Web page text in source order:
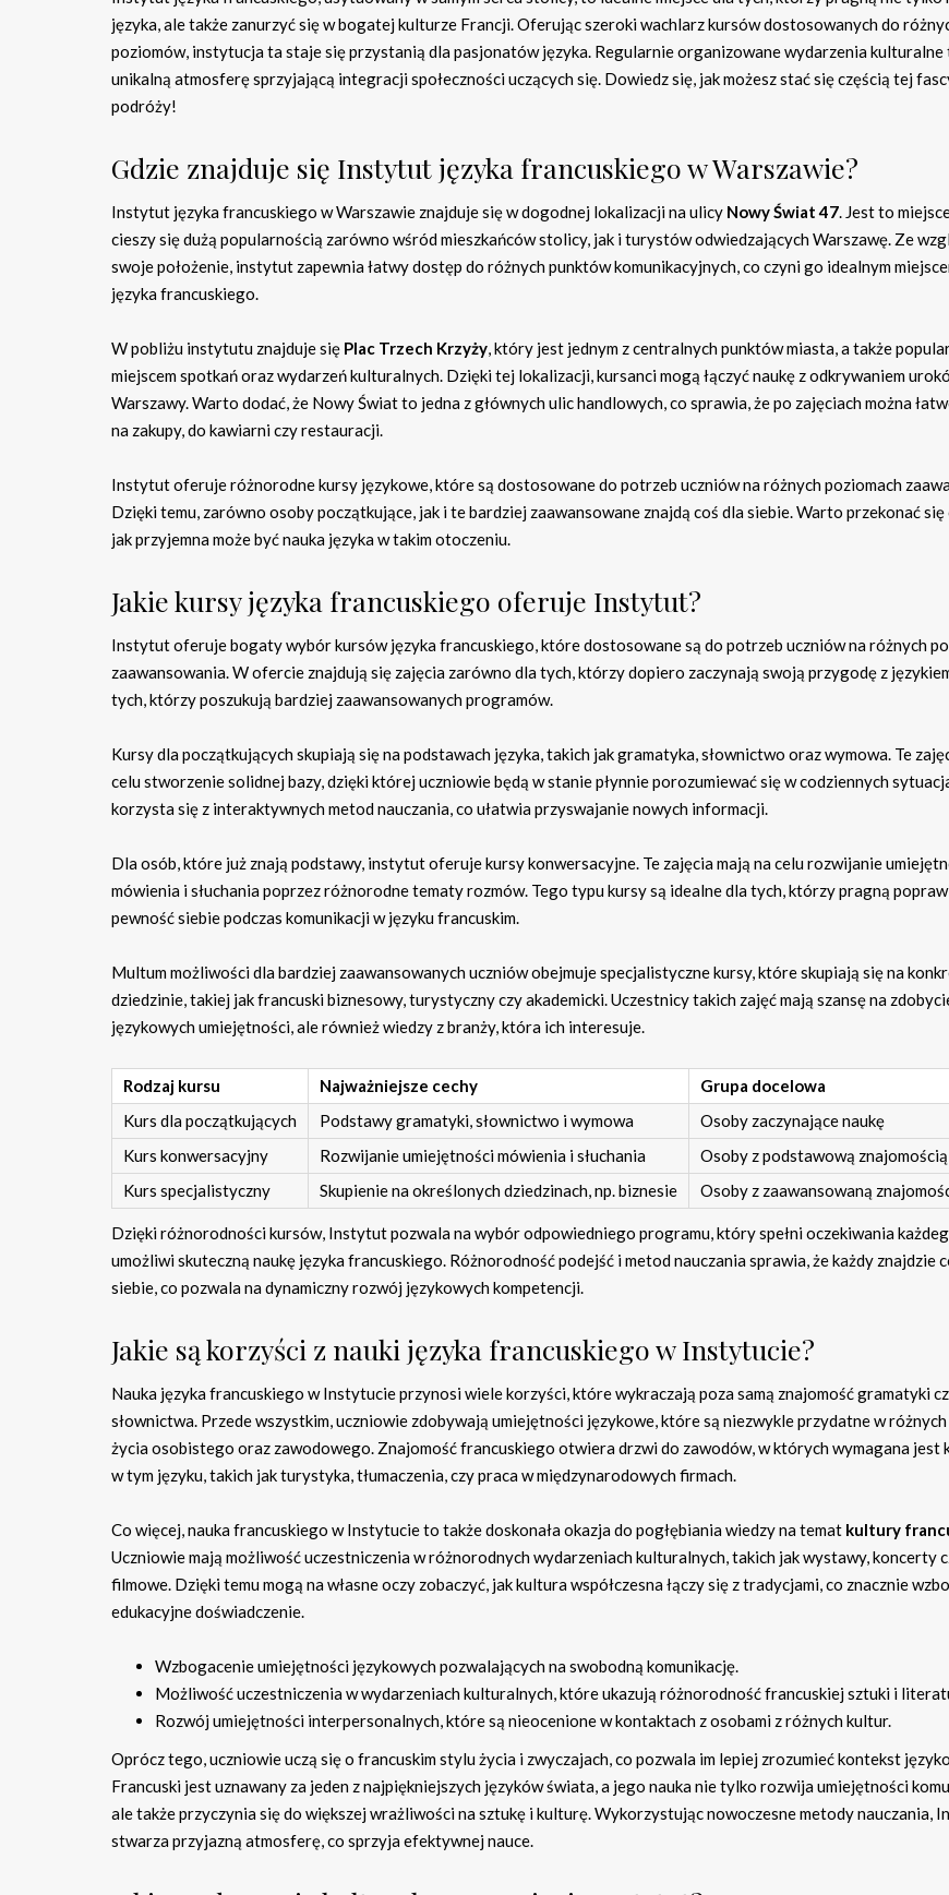
języka, ale także zanurzyć się w bogatej kulturze Francji. Oferując szeroki wachlarz kursów dostosowanych do
poziomów, instytucja ta staje się przystanią dla pasjonatów języka. Regularnie organizowane wydarzenia kulturalne
unikalną atmosferę sprzyjającą integracji społeczności uczących się. Dowiedz się, jak możesz stać się częścią tej
podróży!
Gdzie znajduje się Instytut języka francuskiego w Warszawie?
Instytut języka francuskiego w Warszawie znajduje się w dogodnej lokalizacji na ulicy Nowy Świat 47. Jest to
cieszy się dużą popularnością zarówno wśród mieszkańców stolicy, jak i turystów odwiedzających Warszawę. Ze
swoje położenie, instytut zapewnia łatwy dostęp do różnych punktów komunikacyjnych, co czyni go idealnym
języka francuskiego.
W pobliżu instytutu znajduje się Plac Trzech Krzyży, który jest jednym z centralnych punktów miasta, a także
miejscem spotkań oraz wydarzeń kulturalnych. Dzięki tej lokalizacji, kursanci mogą łączyć naukę z odkrywaniem
Warszawy. Warto dodać, że Nowy Świat to jedna z głównych ulic handlowych, co sprawia, że po zajęciach można
na zakupy, do kawiarni czy restauracji.
Instytut oferuje różnorodne kursy językowe, które są dostosowane do potrzeb uczniów na różnych poziomach
Dzięki temu, zarówno osoby początkujące, jak i te bardziej zaawansowane znajdą coś dla siebie. Warto przekonać
jak przyjemna może być nauka języka w takim otoczeniu.
Jakie kursy języka francuskiego oferuje Instytut?
Instytut oferuje bogaty wybór kursów języka francuskiego, które dostosowane są do potrzeb uczniów na różnych
zaawansowania. W ofercie znajdują się zajęcia zarówno dla tych, którzy dopiero zaczynają swoją przygodę z
tych, którzy poszukują bardziej zaawansowanych programów.
Kursy dla początkujących skupiają się na podstawach języka, takich jak gramatyka, słownictwo oraz wymowa. Te
celu stworzenie solidnej bazy, dzięki której uczniowie będą w stanie płynnie porozumiewać się w codziennych
korzysta się z interaktywnych metod nauczania, co ułatwia przyswajanie nowych informacji.
Dla osób, które już znają podstawy, instytut oferuje kursy konwersacyjne. Te zajęcia mają na celu rozwijanie
mówienia i słuchania poprzez różnorodne tematy rozmów. Tego typu kursy są idealne dla tych, którzy pragną
pewność siebie podczas komunikacji w języku francuskim.
Multum możliwości dla bardziej zaawansowanych uczniów obejmuje specjalistyczne kursy, które skupiają się na
dziedzinie, takiej jak francuski biznesowy, turystyczny czy akademicki. Uczestnicy takich zajęć mają szansę na
językowych umiejętności, ale również wiedzy z branży, która ich interesuje.
Rodzaj kursu Najważniejsze cechy
Grupa docelowa
Kurs dla początkujących
Podstawy gramatyki, słownictwo i wymowa
Osoby zaczynające naukę
Kurs konwersacyjny
Rozwijanie umiejętności mówienia i słuchania
Osoby z podstawową
Kurs specjalistyczny
Skupienie na określonych dziedzinach, np. biznesie Osoby z zaawansowaną
Dzięki różnorodności kursów, Instytut pozwala na wybór odpowiedniego programu, który spełni oczekiwania
umożliwi skuteczną naukę języka francuskiego. Różnorodność podejść i metod nauczania sprawia, że każdy znajdzie
siebie, co pozwala na dynamiczny rozwój językowych kompetencji.
Jakie są korzyści z nauki języka francuskiego w Instytucie?
Nauka języka francuskiego w Instytucie przynosi wiele korzyści, które wykraczają poza samą znajomość gramatyki
słownictwa. Przede wszystkim, uczniowie zdobywają umiejętności językowe, które są niezwykle przydatne w
życia osobistego oraz zawodowego. Znajomość francuskiego otwiera drzwi do zawodów, w których wymagana jest
w tym języku, takich jak turystyka, tłumaczenia, czy praca w międzynarodowych firmach.
Co więcej, nauka francuskiego w Instytucie to także doskonała okazja do pogłębiania wiedzy na temat kultury
Uczniowie mają możliwość uczestniczenia w różnorodnych wydarzeniach kulturalnych, takich jak wystawy, koncerty
filmowe. Dzięki temu mogą na własne oczy zobaczyć, jak kultura współczesna łączy się z tradycjami, co znacznie
edukacyjne doświadczenie.
Wzbogacenie umiejętności językowych pozwalających na swobodną komunikację.
Możliwość uczestniczenia w wydarzeniach kulturalnych, które ukazują różnorodność francuskiej sztuki i
Rozwój umiejętności interpersonalnych, które są nieocenione w kontaktach z osobami z różnych kultur.
Oprócz tego, uczniowie uczą się o francuskim stylu życia i zwyczajach, co pozwala im lepiej zrozumieć kontekst
Francuski jest uznawany za jeden z najpiękniejszych języków świata, a jego nauka nie tylko rozwija umiejętności
ale także przyczynia się do większej wrażliwości na sztukę i kulturę. Wykorzystując nowoczesne metody nauczania,
stwarza przyjazną atmosferę, co sprzyja efektywnej nauce.